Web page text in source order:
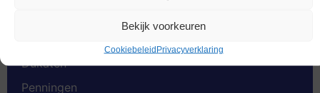
Bekijk voorkeuren
CookiebeleidPrivacyverklaring
Dukaten
Penningen